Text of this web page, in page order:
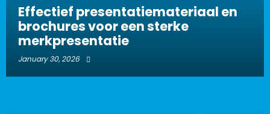
Effectief presentatiemateriaal en
brochures voor een sterke
merkpresentatie
January 30, 2026